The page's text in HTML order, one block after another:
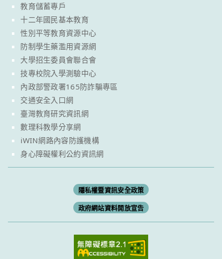
教育儲蓄專戶
十二年國民基本教育
性別平等教育資源中心
防制學生藥濫用資源網
大學招生委員會聯合會
技專校院入學測驗中心
內政部警政署165防詐騙專區
交通安全入口網
臺灣教育研究資訊網
數理科教學分享網
iWIN網路內容防護機構
身心障礙權利公約資訊網
隱私權暨資訊安全政策
政府網站資料開放宣告